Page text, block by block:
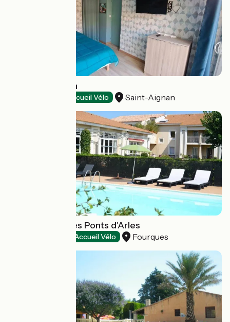
Ty Coeur Breizh
Accueil Vélo Saint-Aignan
Hôtel Le Mas des Ponts d'Arles
Accueil Vélo Fourques